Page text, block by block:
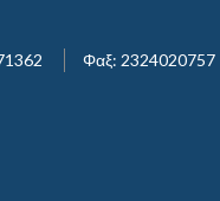
Φαξ: 2324020757